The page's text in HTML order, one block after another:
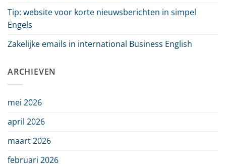
Tip: website voor korte nieuwsberichten in simpel
Engels
Zakelijke emails in international Business English
ARCHIEVEN
mei 2026
april 2026
maart 2026
februari 2026